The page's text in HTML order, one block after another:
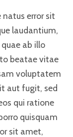
error sit
laudantium,
ab illo
beatae vitae
voluptatem
aut fugit, sed
qui ratione
quisquam
sit amet,